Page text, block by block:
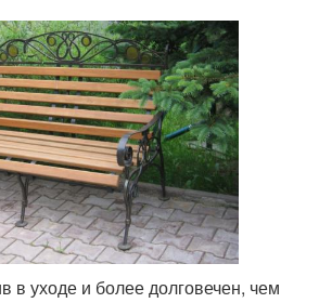
в уходе и более долговечен, чем